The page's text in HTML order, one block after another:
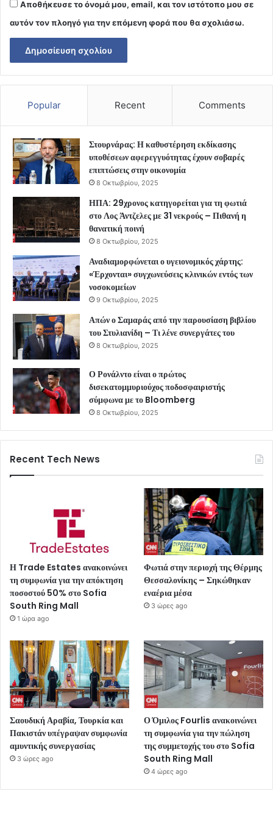
Αποθήκευσε το όνομά μου, email, και τον ιστότοπο μου σε
αυτόν τον πλοηγό για την επόμενη φορά που θα σχολιάσω.
Popular Recent Comments
Στουρνάρας: Η καθυστέρηση εκδίκασης
υποθέσεων αφερεγγυότητας έχουν σοβαρές
επιπτώσεις στην οικονομία
8 Οκτωβρίου, 2025
ΗΠΑ: 29χρονος κατηγορείται για τη φωτιά
στο Λος Άντζελες με 31 νεκρούς – Πιθανή η
θανατική ποινή
8 Οκτωβρίου, 2025
Αναδιαμορφώνεται ο υγειονομικός χάρτης:
«Έρχονται» συγχωνεύσεις κλινικών εντός των
νοσοκομείων
9 Οκτωβρίου, 2025
Απών ο Σαμαράς από την παρουσίαση βιβλίου
του Στυλιανίδη – Τι λένε συνεργάτες του
8 Οκτωβρίου, 2025
Ο Ρονάλντο είναι ο πρώτος
δισεκατομμυριούχος ποδοσφαιριστής
σύμφωνα με το Bloomberg
8 Οκτωβρίου, 2025
Recent Tech News
Η Trade Estates ανακοινώνει
τη συμφωνία για την απόκτηση
ποσοστού 50% στο Sofia
South Ring Mall
1 ώρα ago
Φωτιά στην περιοχή της Θέρμης
Θεσσαλονίκης – Σηκώθηκαν
εναέρια μέσα
3 ώρες ago
Σαουδική Αραβία, Τουρκία και
Πακιστάν υπέγραψαν συμφωνία
αμυντικής συνεργασίας
3 ώρες ago
Ο Όμιλος Fourlis ανακοινώνει
τη συμφωνία για την πώληση
της συμμετοχής του στο Sofia
South Ring Mall
4 ώρες ago